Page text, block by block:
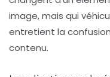
image, mais qui
entretient la
contenu.